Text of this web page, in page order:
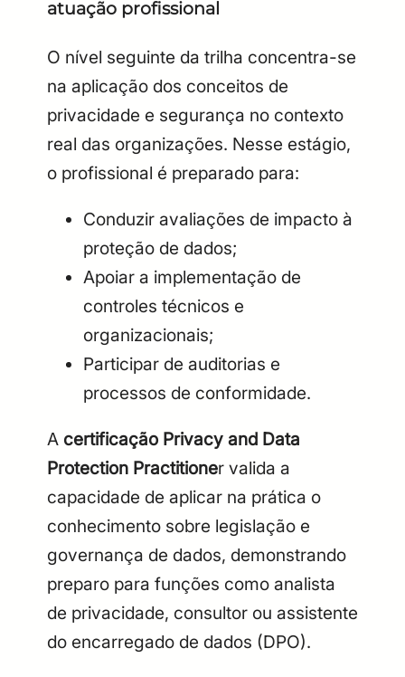
atuação profissional
O nível seguinte da trilha concentra-se
na aplicação dos conceitos de
privacidade e segurança no contexto
real das organizações. Nesse estágio,
o profissional é preparado para:
Conduzir avaliações de impacto à
proteção de dados;
Apoiar a implementação de
controles técnicos e
organizacionais;
Participar de auditorias e
processos de conformidade.
A certificação Privacy and Data
Protection Practitioner valida a
capacidade de aplicar na prática o
conhecimento sobre legislação e
governança de dados, demonstrando
preparo para funções como analista
de privacidade, consultor ou assistente
do encarregado de dados (DPO).